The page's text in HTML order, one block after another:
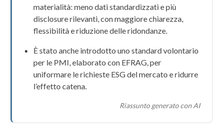
materialità: meno dati standardizzati e più
disclosure rilevanti, con maggiore chiarezza,
flessibilità e riduzione delle ridondanze.
È stato anche introdotto unostandard volontario
per le PMI , elaborato con EFRAG , per
uniformare le richieste ESG del mercato e ridurre
l’effetto catena.
Riassunto generato con AI